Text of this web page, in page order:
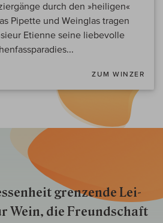
durch den »heiligen«
Pipette und Weinglas tragen
Etienne seine liebevolle
ZUM WINZER
gren­zende Lei­
Wein, die Freund­schaft